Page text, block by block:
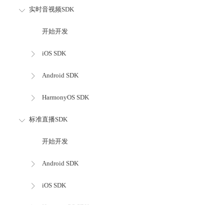
实时音视频SDK
开始开发
iOS SDK
Android SDK
HarmonyOS SDK
标准直播SDK
开始开发
Android SDK
iOS SDK